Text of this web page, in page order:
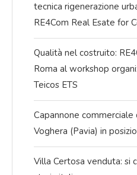
tecnica rigenerazione
RE4Com Real Esate for
Qualità nel costruito:
Roma al workshop
Teicos ETS
Capannone
Voghera (Pavia) in
Villa Certosa venduta: si